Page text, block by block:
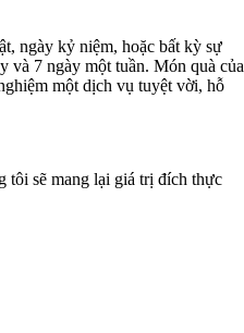
ngày kỷ niệm, hoặc bất kỳ sự
và 7 ngày một tuần. Món quà của
một dịch vụ tuyệt vời, hỗ
tôi sẽ mang lại giá trị đích thực